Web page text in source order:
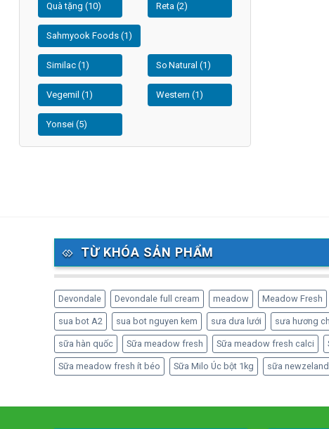
Quà tặng (10) Reta (2)
Sahmyook Foods (1)
Similac (1) So Natural (1)
Vegemil (1) Western (1)
Yonsei (5)
TỪ KHÓA SẢN PHẨM
Devondale Devondale full cream meadow Meadow Fresh
sua bot A2 sua bot nguyen kem sưa dưa lưới sưa hương
sữa hàn quốc Sữa meadow fresh Sữa meadow fresh calci
Sữa meadow fresh ít béo Sữa Milo Úc bột 1kg sữa newzeland